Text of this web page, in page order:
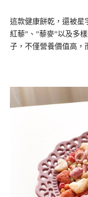
這款健康餅乾，還被星
紅藜”、”藜麥”以及多
子，不僅營養價值高，